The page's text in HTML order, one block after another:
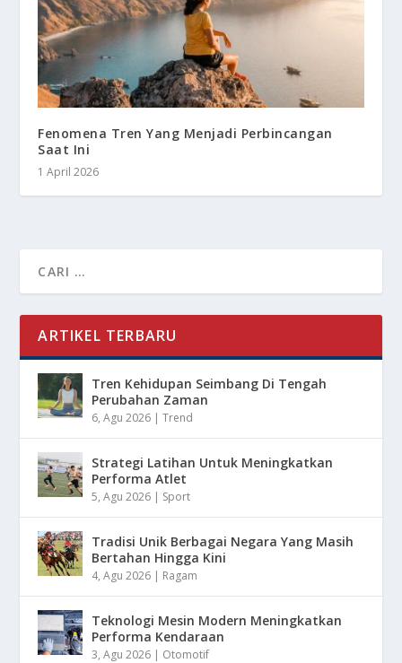
Fenomena Tren Yang Menjadi Perbincangan
Saat Ini
1 April 2026
ARTIKEL TERBARU
Tren Kehidupan Seimbang Di Tengah
Perubahan Zaman
6, Agu 2026 |Trend
Strategi Latihan Untuk Meningkatkan
Performa Atlet
5, Agu 2026 | Sport
Tradisi Unik Berbagai Negara Yang Masih
Bertahan Hingga Kini
4, Agu 2026 | Ragam
Teknologi Mesin Modern Meningkatkan
Performa Kendaraan
3, Agu 2026 | Otomotif